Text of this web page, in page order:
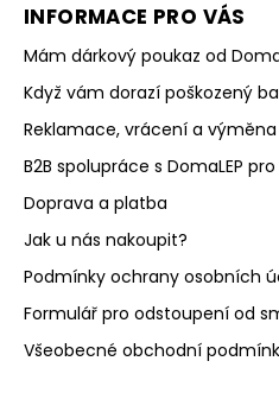
INFORMACE PRO VÁS
Mám dárkový poukaz od
Když vám dorazí poškozený
Reklamace, vrácení a
B2B spolupráce s DomaLEP
Doprava a platba
Jak u nás nakoupit?
Podmínky ochrany osobních
Formulář pro odstoupení od
Všeobecné obchodní